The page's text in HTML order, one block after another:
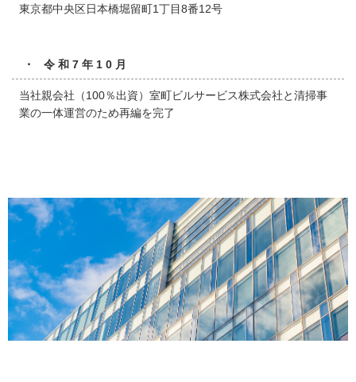
東京都中央区日本橋堀留町1丁目8番12号
・ 令和7年10月
当社親会社（100％出資）室町ビルサービス株式会社と清掃事
業の一体運営のため再編を完了